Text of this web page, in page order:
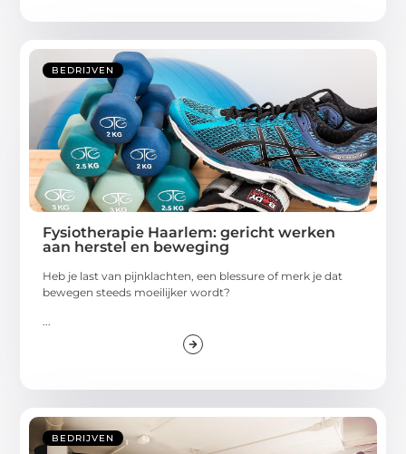
BEDRIJVEN
Fysiotherapie Haarlem: gericht werken
aan herstel en beweging
Heb je last van pijnklachten, een blessure of merk je dat
bewegen steeds moeilijker wordt?
...
BEDRIJVEN